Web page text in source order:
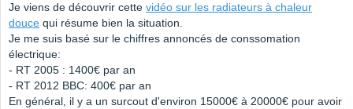
Je viens de découvrir cette vidéo sur les radiateurs à chaleur
douce qui résume bien la situation.
Je me suis basé sur le chiffres annoncés de conssomation
électrique:
- RT 2005 : 1400€ par an
- RT 2012 BBC: 400€ par an
En général, il y a un surcout d'environ 15000€ à 20000€ pour avoir